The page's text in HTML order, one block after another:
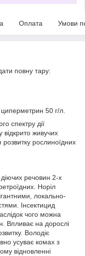
Оплата Умови
повну тару:
50 г/л.
спектру дії
живучих
рослиноїдних
речовин 2-х
Норіл
локально-
Інсектицид
чого можна
Впливає на дорослі
Володіє
усуває комах з
відновленні